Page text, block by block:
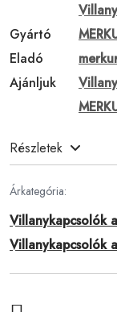
Gyártó
Eladó
Ajánljuk
Részletek
Árkategória:
Villanykapcsolók
Villanykapcsolók